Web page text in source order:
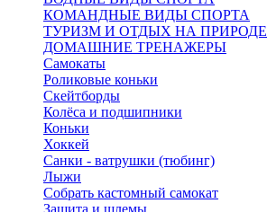
КОМАНДНЫЕ ВИДЫ СПОРТА
ТУРИЗМ И ОТДЫХ НА ПРИРОДЕ
ДОМАШНИЕ ТРЕНАЖЕРЫ
Самокаты
Роликовые коньки
Скейтборды
Колёса и подшипники
Коньки
Хоккей
Санки - ватрушки (тюбинг)
Лыжи
Собрать кастомный самокат
Защита и шлемы